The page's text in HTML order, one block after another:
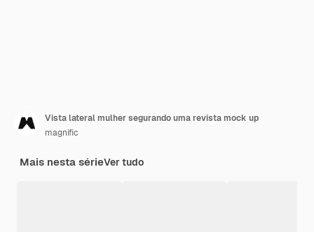
Vista lateral mulher segurando uma revista mock up
magnific
Mais nesta sérieVer tudo